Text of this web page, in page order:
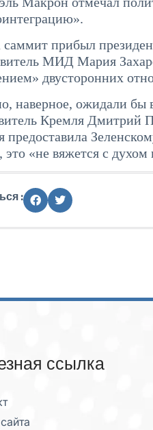
саммит прибыл
МИД Мария
двусторонних
наверное, ожидали бы
Кремля Дмитрий
предоставила
это «не вяжется с
:
ссылка